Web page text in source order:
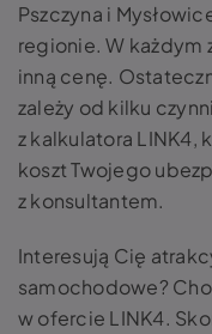
Pszczyna i
regionie. W każdym
inną cenę.
zależy od kilku
z kalkulatora LINK4,
koszt Twojego
z konsultantem.
Interesują Cię
samochodowe?
w ofercie LINK4.